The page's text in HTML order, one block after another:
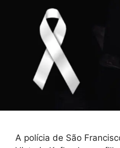
A polícia de São